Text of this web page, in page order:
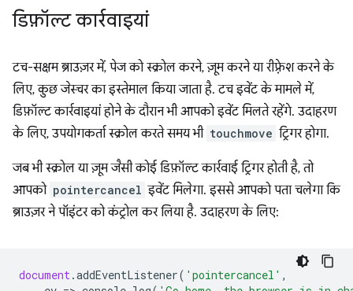
डिफ़ॉल्ट कार्रवाइयां
टच-सक्षम ब्राउज़र में, पेज को स्क्रोल करने, ज़ूम करने या रीफ़्रेश करने के
लिए, कुछ जेस्चर का इस्तेमाल किया जाता है. टच इवेंट के मामले में,
डिफ़ॉल्ट कार्रवाइयां होने के दौरान भी आपको इवेंट मिलते रहेंगे. उदाहरण
के लिए, उपयोगकर्ता स्क्रोल करते समय भी touchmove ट्रिगर होगा.
जब भी स्क्रोल या ज़ूम जैसी कोई डिफ़ॉल्ट कार्रवाई ट्रिगर होती है, तो
आपको pointercancel इवेंट मिलेगा. इससे आपको पता चलेगा कि
ब्राउज़र ने पॉइंटर को कंट्रोल कर लिया है. उदाहरण के लिए:
document.addEventListener( 'pointercancel' ,